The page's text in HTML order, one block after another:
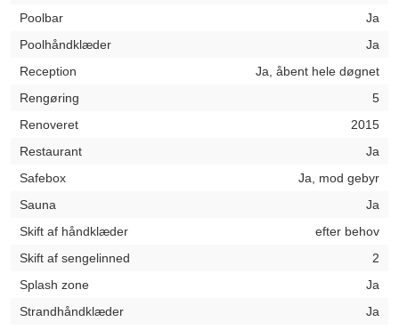
Poolbar
Ja
Poolhåndklæder
Ja
Reception
Ja, åbent hele døgnet
Rengøring
5
Renoveret
2015
Restaurant
Ja
Safebox
Ja, mod gebyr
Sauna
Ja
Skift af håndklæder
efter behov
Skift af sengelinned
2
Splash zone
Ja
Strandhåndklæder
Ja